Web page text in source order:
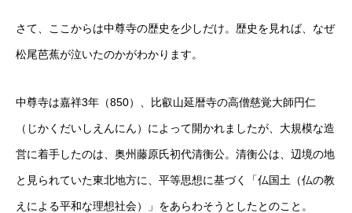
さて、ここからは中尊寺の歴史を少しだけ。歴史を見れば、なぜ
松尾芭蕉が泣いたのかがわかります。
中尊寺は嘉祥3年（850）、比叡山延暦寺の高僧慈覚大師円仁
（じかくだいしえんにん）によって開かれましたが、大規模な造
営に着手したのは、奥州藤原氏初代清衡公。清衡公は、辺境の地
と見られていた東北地方に、平等思想に基づく「仏国土（仏の教
えによる平和な理想社会）」をあらわそうとしたとのこと。